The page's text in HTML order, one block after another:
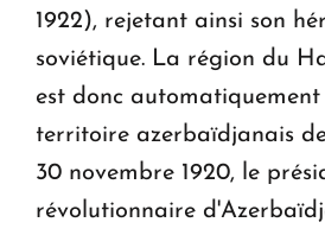
1922), rejetant ainsi son
soviétique. La région du
est donc automatiquement
territoire azerbaïdjanais de
30 novembre 1920, le
révolutionnaire